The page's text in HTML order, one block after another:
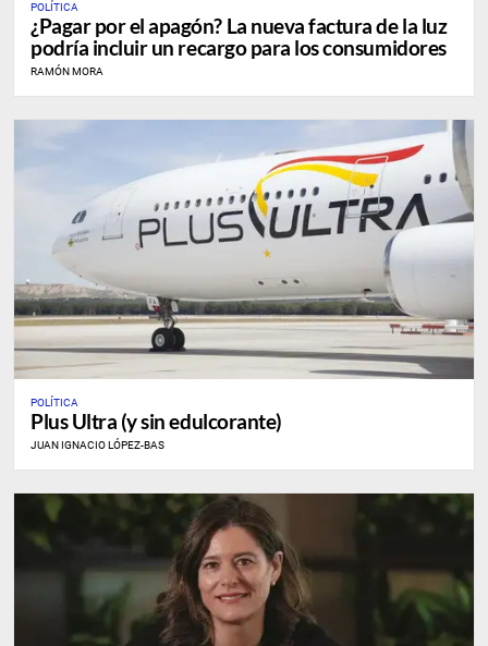
POLÍTICA
¿Pagar por el apagón? La nueva factura de la luz
podría incluir un recargo para los consumidores
RAMÓN MORA
POLÍTICA
Plus Ultra (y sin edulcorante)
JUAN IGNACIO LÓPEZ-BAS